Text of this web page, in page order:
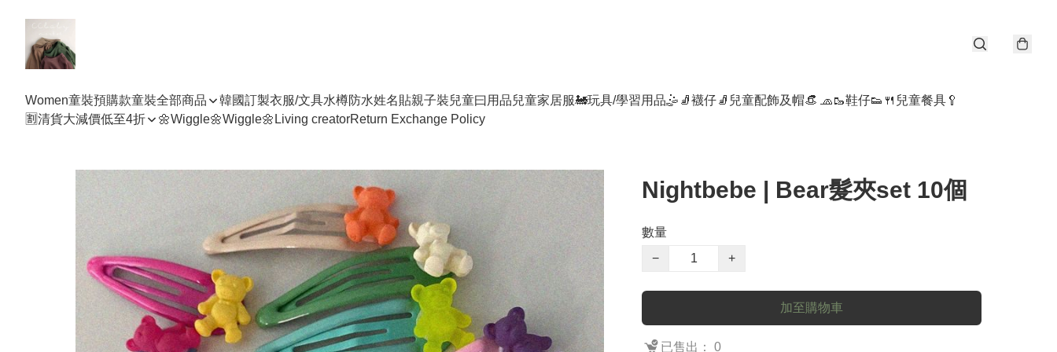
Women童裝預購款童裝全部商品 韓國訂製衣服/文具水樽防水姓名貼親子裝兒童曰用品兒童家居服🚂玩具/學習用品🤹 🧦襪仔🧦 兒童配飾及帽👒 🧢🥾鞋仔👟 🍴兒童餐具🥄
🈹清貨大減價低至4折
🌼Wiggle🌼Wiggle🌼 Living creatorReturn Exchange Policy
Nightbebe | Bear髮夾set 10個
數量
−
+
加至購物車
已售出： 0